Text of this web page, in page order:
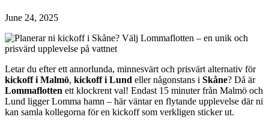
June 24, 2025
Letar du efter ett annorlunda, minnesvärt och prisvärt alternativ för
kickoff i Malmö, kickoff i Lund eller någonstans i Skåne? Då är
Lommaflotten ett klockrent val! Endast 15 minuter från Malmö och
Lund ligger Lomma hamn – här väntar en flytande upplevelse där ni
kan samla kollegorna för en kickoff som verkligen sticker ut.